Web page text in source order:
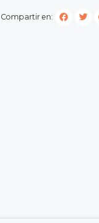
Compartir en: